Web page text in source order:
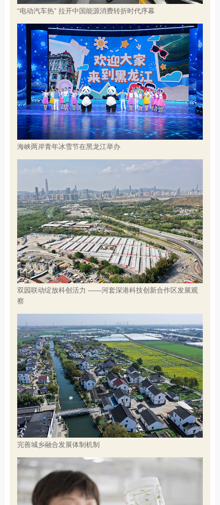
“电动汽车热” 拉开中国能源消费转折时代序幕
海峡两岸青年冰雪节在黑龙江举办
双园联动绽放科创活力 ——河套深港科技创新合作区发展观
察
完善城乡融合发展体制机制